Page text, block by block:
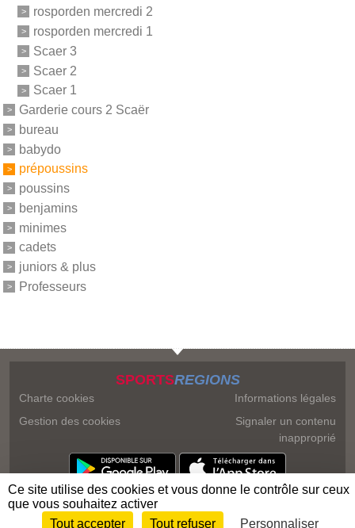
rosporden mercredi 2
rosporden mercredi 1
Scaer 3
Scaer 2
Scaer 1
Garderie cours 2 Scaër
bureau
babydo
prépoussins
poussins
benjamins
minimes
cadets
juniors & plus
Professeurs
SPORTSREGIONS
Charte cookies
Gestion des cookies
Informations légales
Signaler un contenu
inapproprié
Envie de participer ? Connexion
Ce site utilise des cookies et vous donne le contrôle sur ceux
que vous souhaitez activer
Tout accepter
Tout refuser Personnaliser